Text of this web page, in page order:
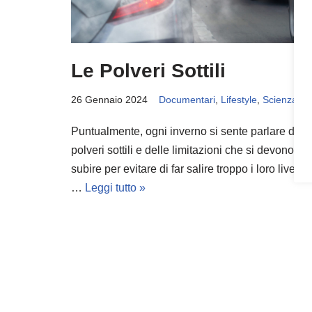
Le Polveri Sottili
26 Gennaio 2024 Documentari Lifestyle Scienza
Puntualmente, ogni inverno si sente parlare delle
polveri sottili e delle limitazioni che si devono
subire per evitare di far salire troppo i loro livelli.
… Leggi tutto »